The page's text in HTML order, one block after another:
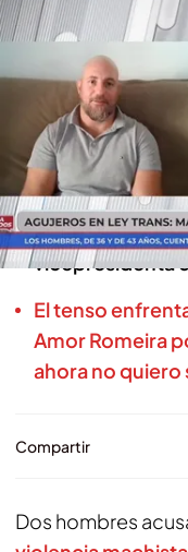
Nacho Abad, presentador
En boca de
01 JUL 2024 -
Agujeros en la
cambian de
Así ha sido el
vicepresidenta
El tenso
Amor Romeira
ahora no
Compartir
Dos hombres